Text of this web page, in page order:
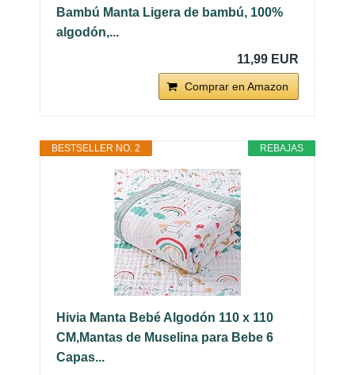
Bambú Manta Ligera de bambú, 100%
algodón,...
11,99 EUR
Comprar en Amazon
REBAJAS
BESTSELLER NO. 2
Hivia Manta Bebé Algodón 110 x 110
CM,Mantas de Muselina para Bebe 6
Capas...